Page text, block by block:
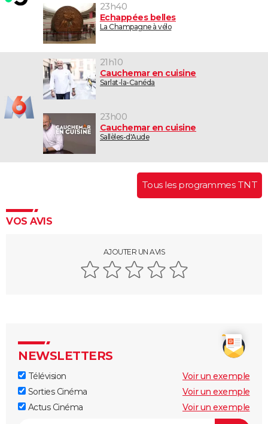
23h40
Echappées belles
La Champagne à vélo
21h10
Cauchemar en cuisine
Sarlat-la-Canéda
23h00
Cauchemar en cuisine
Sallèles-d'Aude
Tous les programmes TNT
VOS AVIS
AJOUTER UN AVIS
NEWSLETTERS
Télévision
Voir un exemple
Sorties Cinéma
Voir un exemple
Actus Cinéma
Voir un exemple